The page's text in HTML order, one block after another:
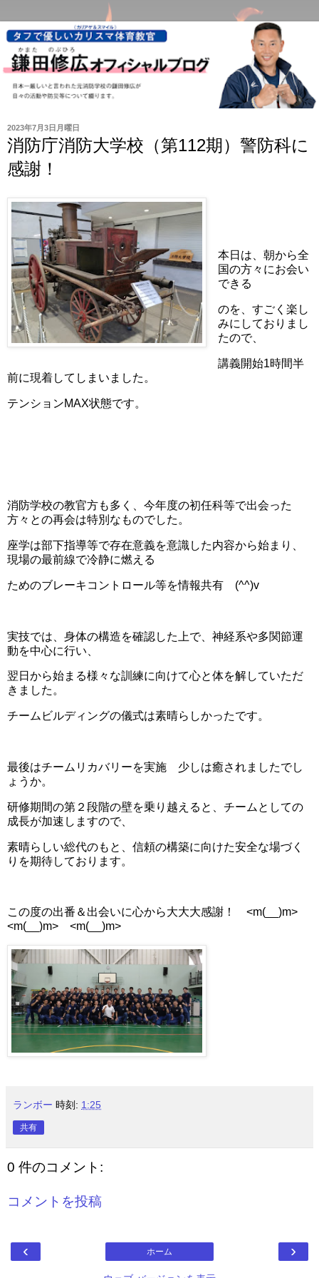
2023年7月3日月曜日
消防庁消防大学校（第112期）警防科に
感謝！
本日は、朝から全
国の方々にお会い
できる
のを、すごく楽し
みにしておりまし
たので、
講義開始1時間半
前に現着してしまいました。
テンションMAX状態です。
消防学校の教官方も多く、今年度の初任科等で出会った
方々との再会は特別なものでした。
座学は部下指導等で存在意義を意識した内容から始まり、
現場の最前線で冷静に燃える
ためのブレーキコントロール等を情報共有 (^^)v
実技では、身体の構造を確認した上で、神経系や多関節運
動を中心に行い、
翌日から始まる様々な訓練に向けて心と体を解していただ
きました。
チームビルディングの儀式は素晴らしかったです。
最後はチームリカバリーを実施 少しは癒されましたでし
ょうか。
研修期間の第２段階の壁を乗り越えると、チームとしての
成長が加速しますので、
素晴らしい総代のもと、信頼の構築に向けた安全な場づく
りを期待しております。
この度の出番＆出会いに心から大大大感謝！ <m(__)m>
<m(__)m> <m(__)m>
ランボー 時刻: 1:25
共有
0 件のコメント:
コメントを投稿
‹ ›
ホーム